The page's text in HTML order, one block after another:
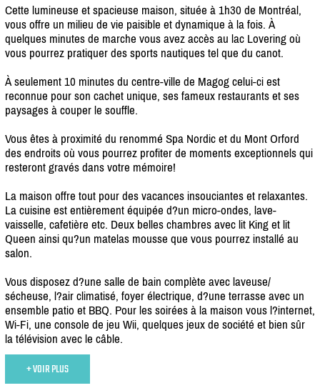
Cette lumineuse et spacieuse maison, située à 1h30 de Montréal,
vous offre un milieu de vie paisible et dynamique à la fois. À
quelques minutes de marche vous avez accès au lac Lovering où
vous pourrez pratiquer des sports nautiques tel que du canot.
À seulement 10 minutes du centre-ville de Magog celui-ci est
reconnue pour son cachet unique, ses fameux restaurants et ses
paysages à couper le souffle.
Vous êtes à proximité du renommé Spa Nordic et du Mont Orford
des endroits où vous pourrez profiter de moments exceptionnels qui
resteront gravés dans votre mémoire!
La maison offre tout pour des vacances insouciantes et relaxantes.
La cuisine est entièrement équipée d?un micro-ondes, lave-
vaisselle, cafetière etc. Deux belles chambres avec lit King et lit
Queen ainsi qu?un matelas mousse que vous pourrez installé au
salon.
Vous disposez d?une salle de bain complète avec laveuse/
sécheuse, l?air climatisé, foyer électrique, d?une terrasse avec un
ensemble patio et BBQ. Pour les soirées à la maison vous l?internet,
Wi-Fi, une console de jeu Wii, quelques jeux de société et bien sûr
la télévision avec le câble.
+ VOIR PLUS